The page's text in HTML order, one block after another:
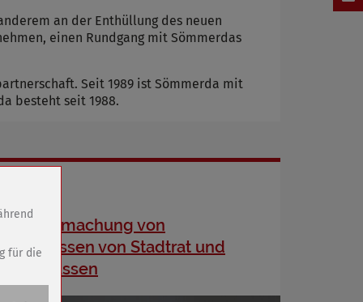
an der Enthüllung des neuen
einen Rundgang mit Sömmerdas
Seit 1989 ist Sömmerda mit
besteht seit 1988.
Bekanntmachung von
von Stadtrat und
Ausschüssen
für die